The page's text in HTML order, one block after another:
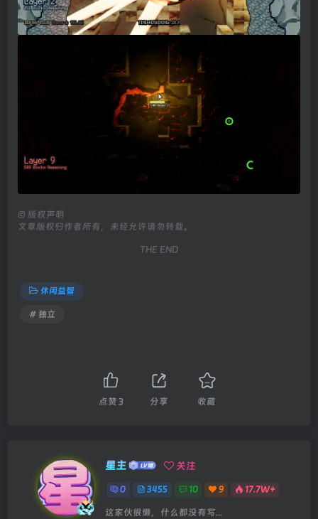
© 版权声明
文章版权归作者所有，未经允许请勿转载。
THE END
休闲益智
# 独立
点赞 3 分享 收藏
星主 关注
0 3455 10 9 17.7W+
这家伙很懒，什么都没有写...